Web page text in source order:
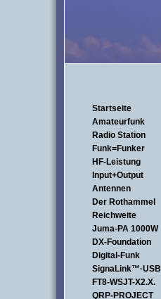
Startseite
Amateurfunk
Radio Station
Funk=Funker
HF-Leistung
Input+Output
Antennen
Der Rothammel
Reichweite
Juma-PA 1000W
DX-Foundation
Digital-Funk
SignaLink™·USB
FT8-WSJT-X2.X.
QRP-PROJECT